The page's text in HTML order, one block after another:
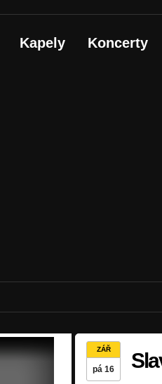
Kapely Koncerty
ZÁŘ
pá 16